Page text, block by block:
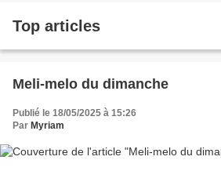
Top articles
Meli-melo du dimanche
Publié le 18/05/2025 à 15:26
Par Myriam